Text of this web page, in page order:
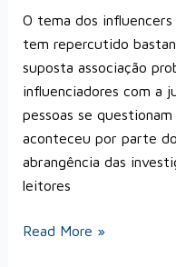
O tema dos
tem repercutido
suposta associação
influenciadores com a
pessoas se
aconteceu por parte
abrangência das
leitores
Read More »